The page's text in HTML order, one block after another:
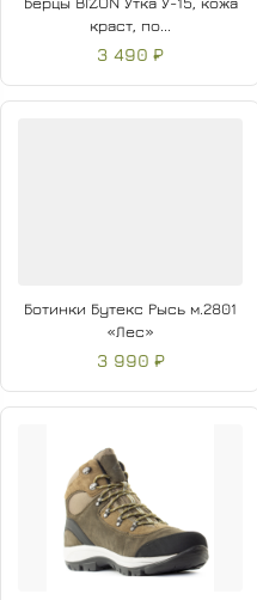
краст, по...
3 490 ₽
Ботинки Бутекс Рысь м.2801
«Лес»
3 990 ₽